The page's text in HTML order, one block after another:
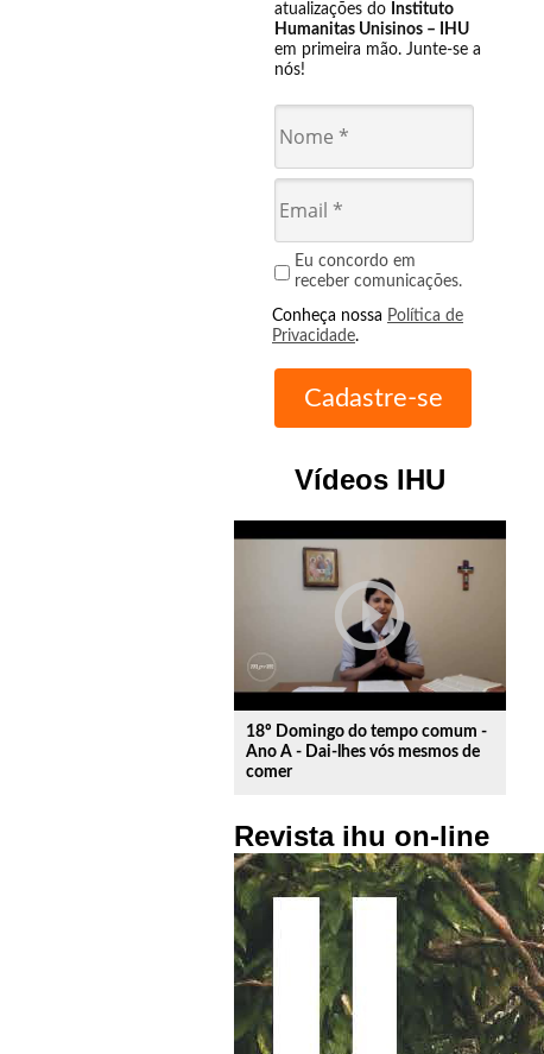
atualizações do Instituto
Humanitas Unisinos – IHU
em primeira mão. Junte-se a
nós!
Eu concordo em
receber comunicações.
Conheça nossa Política de
Privacidade.
Vídeos IHU
play_circle_outline
18º Domingo do tempo comum -
Ano A - Dai-lhes vós mesmos de
comer
Revista ihu on-line